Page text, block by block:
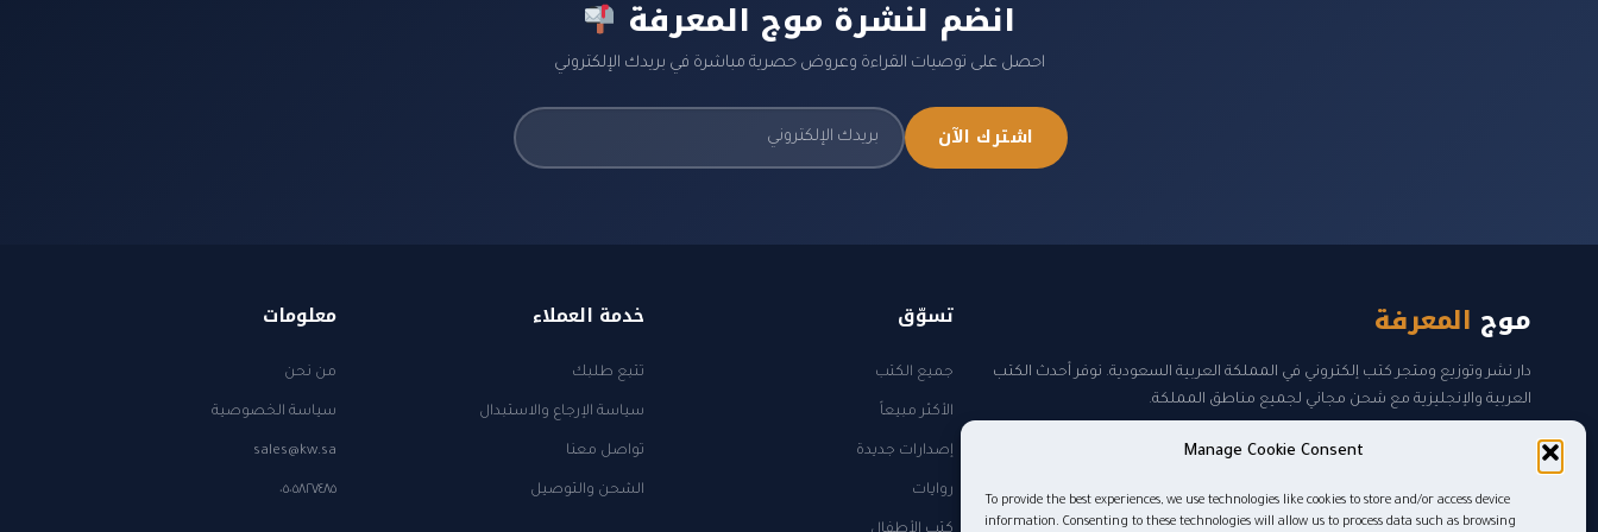
Manage Cookie Consent
To provide the best experiences, we use technologies like cookies to store and/or access device
information. Consenting to these technologies will allow us to process data such as browsing
انضم لنشرة موج المعرفة
احصل على توصيات القراءة وعروض حصرية مباشرة في بريدك الإلكتروني
اشترك الآن
موج المعرفة
دار نشر وتوزيع ومتجر كتب إلكتروني في المملكة العربية السعودية. نوفر أحدث الكتب
العربية والإنجليزية مع شحن مجاني لجميع مناطق المملكة.
تسوّق
جميع الكتب
الأكثر مبيعاً
إصدارات جديدة
روايات
خدمة العملاء
تتبع طلبك
سياسة الإرجاع والاستبدال
تواصل معنا
الشحن والتوصيل
معلومات
من نحن
سياسة الخصوصية
sales@kw.sa
٠٥٠٥٨٢٧٤٨٥